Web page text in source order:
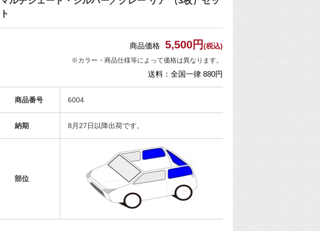
ト
商品価格 5,500円 (税込)
※カラー・商品仕様等によって価格は異なります。
送料：全国一律 880円
商品番号 6004
納期 8月27日以降出荷です。
部位